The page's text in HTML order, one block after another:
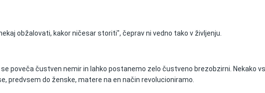
obžalovati, kakor ničesar storiti", čeprav ni vedno tako v življenju.
poveča čustven nemir in lahko postanemo zelo čustveno brezobzirni. Nekako
predvsem do ženske, matere na en način revolucioniramo.